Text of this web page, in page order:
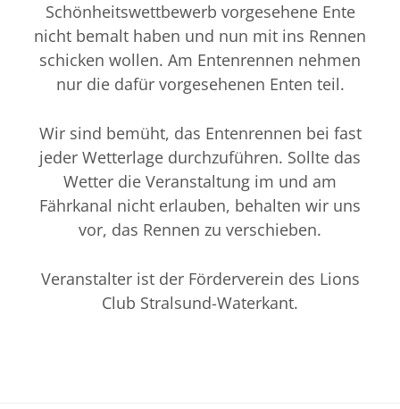
Schönheitswettbewerb vorgesehene Ente
nicht bemalt haben und nun mit ins Rennen
schicken wollen. Am Entenrennen nehmen
nur die dafür vorgesehenen Enten teil.
Wir sind bemüht, das Entenrennen bei fast
jeder Wetterlage durchzuführen. Sollte das
Wetter die Veranstaltung im und am
Fährkanal nicht erlauben, behalten wir uns
vor, das Rennen zu verschieben.
Veranstalter ist der Förderverein des Lions
Club Stralsund-Waterkant.